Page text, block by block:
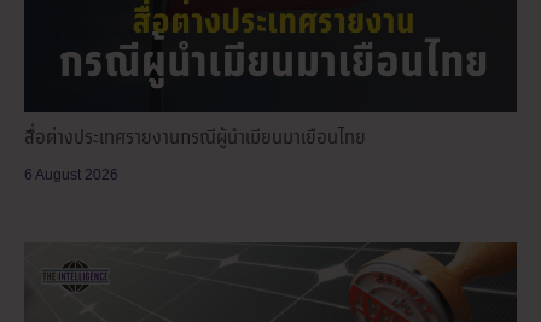
สื่อต่างประเทศรายงานกรณีผู้นำเมียนมาเยือนไทย
6 August 2026